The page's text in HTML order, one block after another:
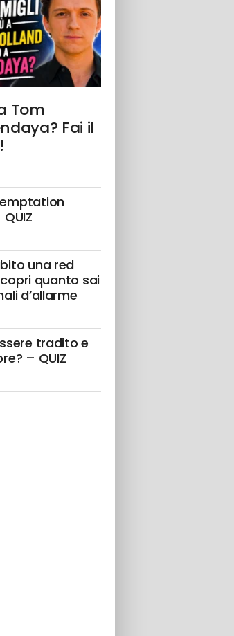
Tom
Fai il
una red
quanto sai
d’allarme
tradito e
– QUIZ